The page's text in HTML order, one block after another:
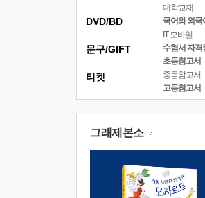
대학교재
국어와 외국
IT 모바일
수험서 자격
초등참고서
중등참고서
고등참고서
DVD/BD
문구/GIFT
티켓
그래제본소